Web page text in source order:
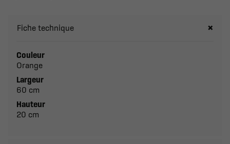
Fiche technique
Couleur
Orange
Largeur
60 cm
Hauteur
20 cm